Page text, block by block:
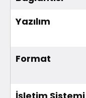
Yazılım
Format